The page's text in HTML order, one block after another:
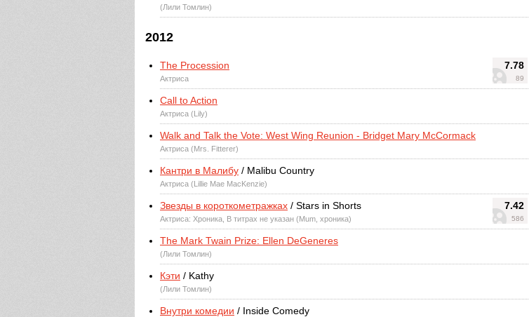
(Лили Томлин)
2012
7.78
89
The Procession
Актриса
Call to Action
Актриса (Lily)
Walk and Talk the Vote: West Wing Reunion - Bridget Mary McCormack
Актриса (Mrs. Fitterer)
Кантри в Малибу / Malibu Country
Актриса (Lillie Mae MacKenzie)
7.42
586
Звезды в короткометражках / Stars in Shorts
Актриса: Хроника, В титрах не указан (Mum, хроника)
The Mark Twain Prize: Ellen DeGeneres
(Лили Томлин)
Кэти / Kathy
(Лили Томлин)
Внутри комедии / Inside Comedy